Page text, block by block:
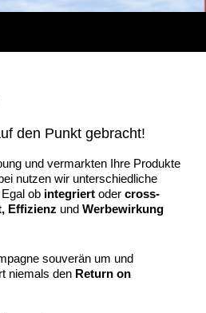
den Punkt gebracht!
und vermarkten Ihre Produkte
nutzen wir unterschiedliche
ob integriert odercross-
Effizienz undWerbewirkung
souverän um und
niemals den Return on